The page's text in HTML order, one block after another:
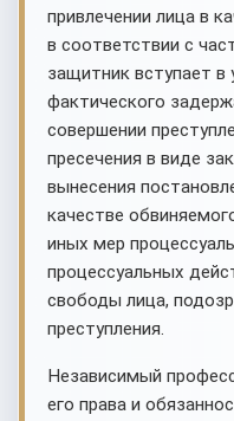
привлечении лица в
в соответствии с
защитник вступает
фактического
совершении
пресечения в виде
вынесения
качестве
иных мер
процессуальных
свободы лица,
преступления.
Независимый
его права и